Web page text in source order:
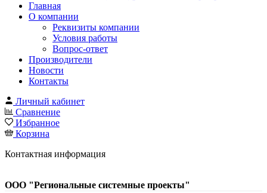
Главная
О компании
Реквизиты компании
Условия работы
Вопрос-ответ
Производители
Новости
Контакты
Личный кабинет
Сравнение
Избранное
Корзина
Контактная информация
ООО "Региональные системные проекты"